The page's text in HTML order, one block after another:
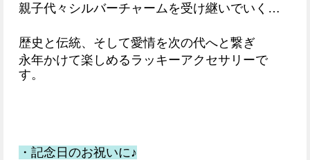
親子代々シルバーチャームを受け継いでいく…
歴史と伝統、そして愛情を次の代へと繋ぎ
永年かけて楽しめるラッキーアクセサリーで
す。
・記念日のお祝いに♪